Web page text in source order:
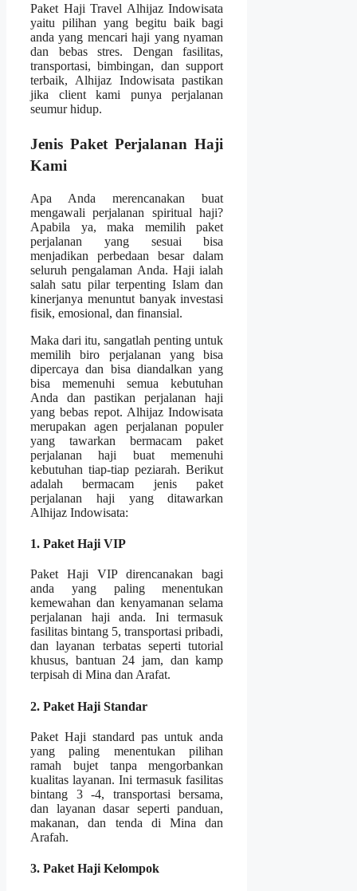
Paket Haji Travel Alhijaz Indowisata
yaitu pilihan yang begitu baik bagi
anda yang mencari haji yang nyaman
dan bebas stres. Dengan fasilitas,
transportasi, bimbingan, dan support
terbaik, Alhijaz Indowisata pastikan
jika client kami punya perjalanan
seumur hidup.
Jenis Paket Perjalanan Haji
Kami
Apa Anda merencanakan buat
mengawali perjalanan spiritual haji?
Apabila ya, maka memilih paket
perjalanan yang sesuai bisa
menjadikan perbedaan besar dalam
seluruh pengalaman Anda. Haji ialah
salah satu pilar terpenting Islam dan
kinerjanya menuntut banyak investasi
fisik, emosional, dan finansial.
Maka dari itu, sangatlah penting untuk
memilih biro perjalanan yang bisa
dipercaya dan bisa diandalkan yang
bisa memenuhi semua kebutuhan
Anda dan pastikan perjalanan haji
yang bebas repot. Alhijaz Indowisata
merupakan agen perjalanan populer
yang tawarkan bermacam paket
perjalanan haji buat memenuhi
kebutuhan tiap-tiap peziarah. Berikut
adalah bermacam jenis paket
perjalanan haji yang ditawarkan
Alhijaz Indowisata:
1. Paket Haji VIP
Paket Haji VIP direncanakan bagi
anda yang paling menentukan
kemewahan dan kenyamanan selama
perjalanan haji anda. Ini termasuk
fasilitas bintang 5, transportasi pribadi,
dan layanan terbatas seperti tutorial
khusus, bantuan 24 jam, dan kamp
terpisah di Mina dan Arafat.
2. Paket Haji Standar
Paket Haji standard pas untuk anda
yang paling menentukan pilihan
ramah bujet tanpa mengorbankan
kualitas layanan. Ini termasuk fasilitas
bintang 3 -4, transportasi bersama,
dan layanan dasar seperti panduan,
makanan, dan tenda di Mina dan
Arafah.
3. Paket Haji Kelompok